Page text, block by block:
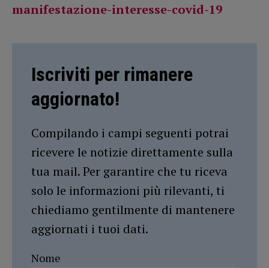
manifestazione-interesse-covid-19
Iscriviti per rimanere
aggiornato!
Compilando i campi seguenti potrai
ricevere le notizie direttamente sulla
tua mail. Per garantire che tu riceva
solo le informazioni più rilevanti, ti
chiediamo gentilmente di mantenere
aggiornati i tuoi dati.
Nome